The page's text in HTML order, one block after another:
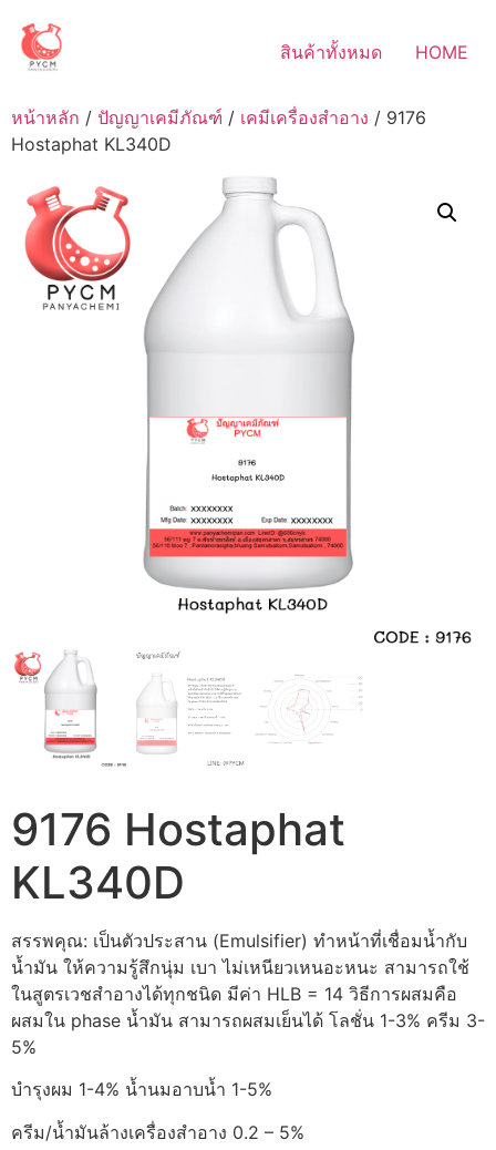
content
สินค้าทั้งหมด HOME
หน้าหลัก / ปัญญาเคมีภัณฑ์ / เคมีเครื่องสำอาง / 9176
Hostaphat KL340D
9176 Hostaphat
KL340D
สรรพคุณ: เป็นตัวประสาน (Emulsifier) ทำหน้าที่เชื่อมน้ำกับ
น้ำมัน ให้ความรู้สึกนุ่ม เบา ไม่เหนียวเหนอะหนะ สามารถใช้
ในสูตรเวชสำอางได้ทุกชนิด มีค่า HLB = 14 วิธีการผสมคือ
ผสมใน phase น้ำมัน สามารถผสมเย็นได้ โลชั่น 1-3% ครีม 3-
5%
บำรุงผม 1-4% น้ำนมอาบน้ำ 1-5%
ครีม/น้ำมันล้างเครื่องสำอาง 0.2 – 5%